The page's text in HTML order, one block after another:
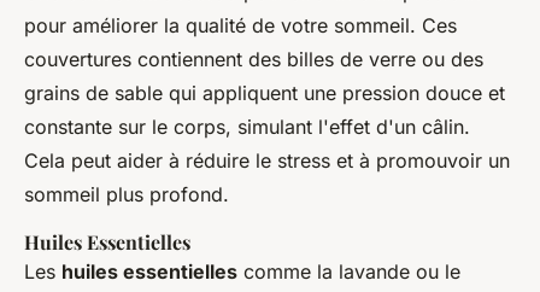
pour améliorer la qualité de votre sommeil. Ces
couvertures contiennent des billes de verre ou des
grains de sable qui appliquent une pression douce et
constante sur le corps, simulant l'effet d'un câlin.
Cela peut aider à réduire le stress et à promouvoir un
sommeil plus profond.
Huiles Essentielles
Les huiles essentielles comme la lavande ou le